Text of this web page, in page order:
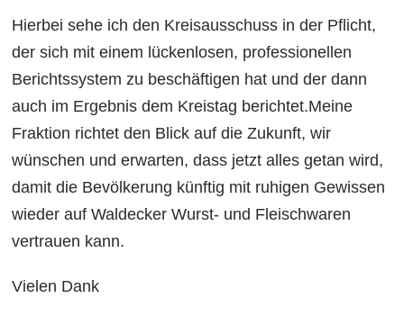
Hierbei sehe ich den Kreisausschuss in der Pflicht,
der sich mit einem lückenlosen, professionellen
Berichtssystem zu beschäftigen hat und der dann
auch im Ergebnis dem Kreistag berichtet.Meine
Fraktion richtet den Blick auf die Zukunft, wir
wünschen und erwarten, dass jetzt alles getan wird,
damit die Bevölkerung künftig mit ruhigen Gewissen
wieder auf Waldecker Wurst- und Fleischwaren
vertrauen kann.
Vielen Dank